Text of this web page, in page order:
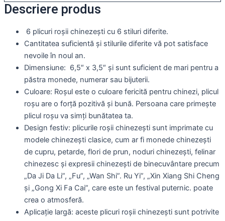
Descriere produs
6 plicuri roșii chinezești cu 6 stiluri diferite.
Cantitatea suficientă și stilurile diferite vă pot satisface
nevoile în noul an.
Dimensiune: 6,5″ x 3,5″ și sunt suficient de mari pentru a
păstra monede, numerar sau bijuterii.
Culoare: Roșul este o culoare fericită pentru chinezi, plicul
roșu are o forță pozitivă și bună. Persoana care primește
plicul roșu va simți bunătatea ta.
Design festiv: plicurile roșii chinezești sunt imprimate cu
modele chinezești clasice, cum ar fi monede chinezești
de cupru, petarde, flori de prun, noduri chinezești, felinar
chinezesc și expresii chinezești de binecuvântare precum
„Da Ji Da Li”, „Fu”, „Wan Shi”. Ru Yi”, „Xin Xiang Shi Cheng
și „Gong Xi Fa Cai”, care este un festival puternic. poate
crea o atmosferă.
Aplicație largă: aceste plicuri roșii chinezești sunt potrivite